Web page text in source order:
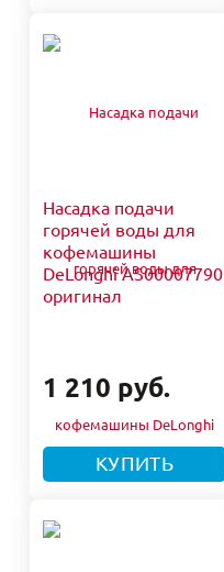
Насадка подачи
горячей воды для
кофемашины
DeLonghi AS00007790
оригинал
1 210 руб.
КУПИТЬ